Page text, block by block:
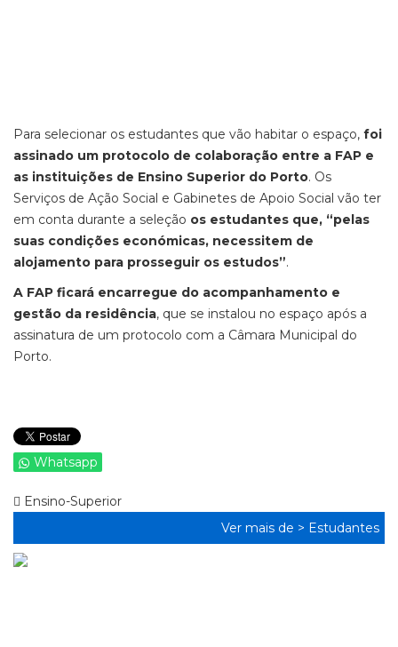
Para selecionar os estudantes que vão habitar o espaço, foi
assinado um protocolo de colaboração entre a FAP e
as instituições de Ensino Superior do Porto. Os
Serviços de Ação Social e Gabinetes de Apoio Social vão ter
em conta durante a seleção os estudantes que, “pelas
suas condições económicas, necessitem de
alojamento para prosseguir os estudos”.
A FAP ficará encarregue do acompanhamento e
gestão da residência, que se instalou no espaço após a
assinatura de um protocolo com a Câmara Municipal do
Porto.
Whatsapp
Ensino-Superior
Ver mais de > Estudantes